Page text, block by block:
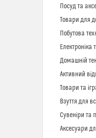
Посуд та
Товари для
Побутова
Електроніка
Домашній
Активний
Товари та
Взуття для
Сувеніри та
Аксесуари